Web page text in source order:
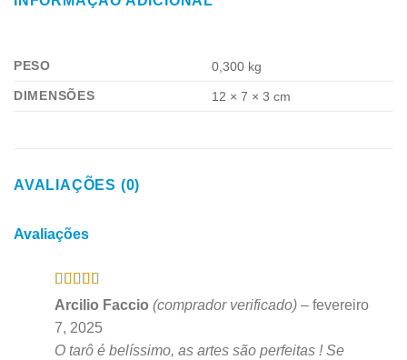
PESO
0,300 kg
DIMENSÕES
12 × 7 × 3 cm
AVALIAÇÕES (0)
Avaliações
Avaliação5
de 5
Arcilio Faccio (comprador verificado) – fevereiro
7, 2025
O tarô é belíssimo, as artes são perfeitas ! Se